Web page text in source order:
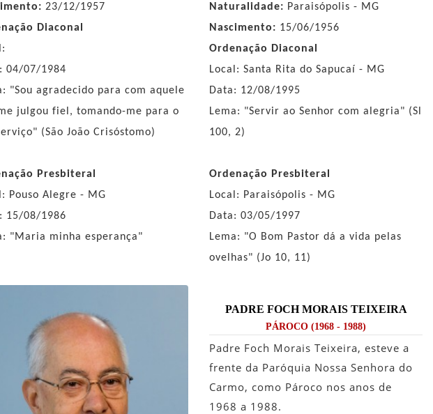
23/12/1957
Diaconal
04/07/1984
"Sou agradecido para com aquele
julgou fiel, tomando-me para o
(São João Crisóstomo)
Presbiteral
Pouso Alegre - MG
15/08/1986
"Maria minha esperança"
Naturalidade: Paraisópolis - MG
Nascimento: 15/06/1956
Ordenação Diaconal
Local: Santa Rita do Sapucaí - MG
Data: 12/08/1995
Lema: "Servir ao Senhor com alegria" (Sl
100, 2)
Ordenação Presbiteral
Local: Paraisópolis - MG
Data: 03/05/1997
Lema: "O Bom Pastor dá a vida pelas
ovelhas" (Jo 10, 11)
PADRE FOCH MORAIS TEIXEIRA
PÁROCO (1968 - 1988)
Padre Foch Morais Teixeira, esteve a
frente da Paróquia Nossa Senhora do
Carmo, como Pároco nos anos de
1968 a 1988.